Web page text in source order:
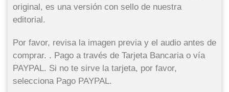
original, es una versión con sello de nuestra
editorial.
Por favor, revisa la imagen previa y el audio antes de
comprar. . Pago a través de Tarjeta Bancaria o vía
PAYPAL. Si no te sirve la tarjeta, por favor,
selecciona Pago PAYPAL.